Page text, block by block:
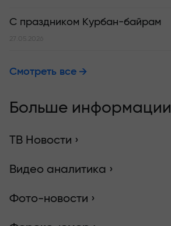
С праздником Курбан-байрам
27.05.2026
Смотреть все
Больше информации
ТВ Новости ›
Видео аналитика ›
Фото-новости ›